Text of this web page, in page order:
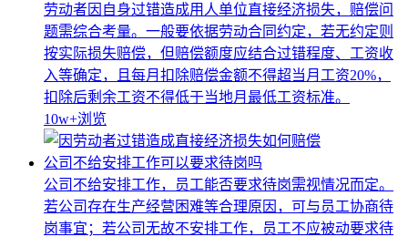
劳动者因自身过错造成用人单位直接经济损失，赔偿问
题需综合考量。一般要依据劳动合同约定，若无约定则
按实际损失赔偿，但赔偿额度应结合过错程度、工资收
入等确定，且每月扣除赔偿金额不得超当月工资20%，
扣除后剩余工资不得低于当地月最低工资标准。
10w+浏览
公司不给安排工作可以要求待岗吗
公司不给安排工作，员工能否要求待岗需视情况而定。
若公司存在生产经营困难等合理原因，可与员工协商待
岗事宜；若公司无故不安排工作，员工不应被动要求待